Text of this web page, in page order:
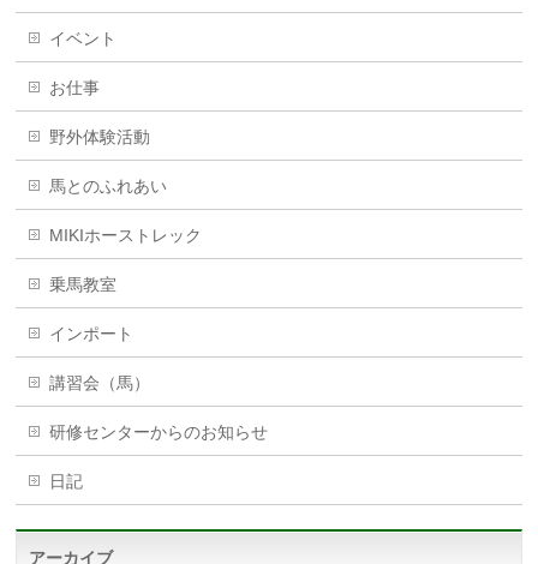
イベント
お仕事
野外体験活動
馬とのふれあい
MIKIホーストレック
乗馬教室
インポート
講習会（馬）
研修センターからのお知らせ
日記
アーカイブ